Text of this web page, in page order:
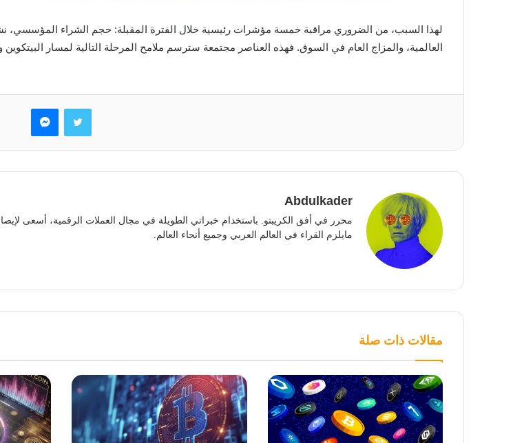
لهذا السبب، من الضروري مراقبة خمسة مؤشرات رئيسية خلال الفترة المقبلة: حجم الشراء المؤسسي،
العالمية، والمزاج العام في السوق. فهذه العناصر مجتمعة سترسم ملامح المرحلة التالية لمسار
تويتر ماسنجر
Abdulkader
محرر في أفق الكريبتو. باستخدام خبراتي الطويلة في مجال العملات الرقمية، أسعى
مايلزم القراء في العالم العربي وجميع أنحاء العالم.
مقالات ذات صلة